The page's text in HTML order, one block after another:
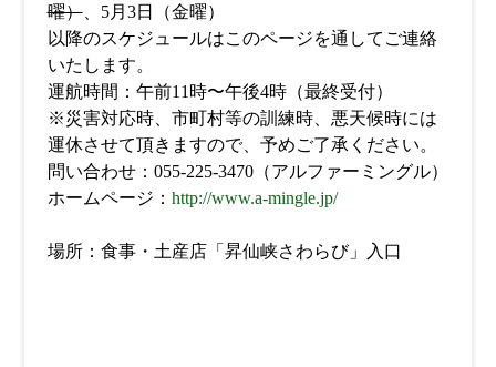
曜）、5月3日（金曜）
以降のスケジュールはこのページを通してご連絡
いたします。
運航時間：午前11時〜午後4時（最終受付）
※災害対応時、市町村等の訓練時、悪天候時には
運休させて頂きますので、予めご了承ください。
問い合わせ：055-225-3470（アルファーミングル）
ホームページ： http://www.a-mingle.jp/
場所：食事・土産店「昇仙峡さわらび」入口